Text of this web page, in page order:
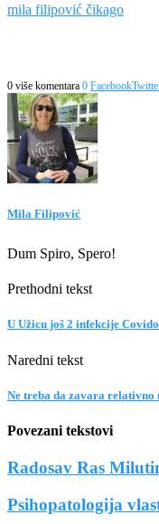
mila filipović čikago
0 više komentara 0 Facebook
Mila Filipović
Dum Spiro, Spero!
Prethodni tekst
U Užicu još 2 infekcije
Naredni tekst
Ne treba da zavara
Povezani tekstovi
Radosav Ras
Psihopatologija